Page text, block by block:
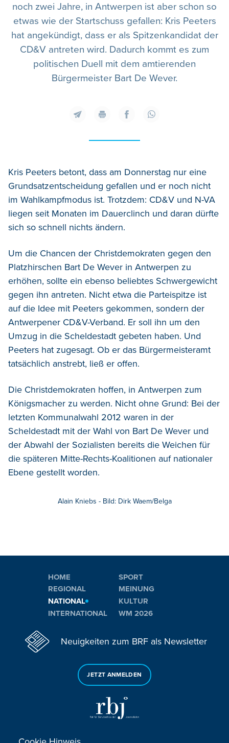
noch zwei Jahre, in Antwerpen ist aber schon so
etwas wie der Startschuss gefallen: Kris Peeters
hat angekündigt, dass er als Spitzenkandidat der
CD&V antreten wird. Dadurch kommt es zum
politischen Duell mit dem amtierenden
Bürgermeister Bart De Wever.
Kris Peeters betont, dass am Donnerstag nur eine
Grundsatzentscheidung gefallen und er noch nicht
im Wahlkampfmodus ist. Trotzdem: CD&V und N-VA
liegen seit Monaten im Dauerclinch und daran dürfte
sich so schnell nichts ändern.
Um die Chancen der Christdemokraten gegen den
Platzhirschen Bart De Wever in Antwerpen zu
erhöhen, sollte ein ebenso beliebtes Schwergewicht
gegen ihn antreten. Nicht etwa die Parteispitze ist
auf die Idee mit Peeters gekommen, sondern der
Antwerpener CD&V-Verband. Er soll ihn um den
Umzug in die Scheldestadt gebeten haben. Und
Peeters hat zugesagt. Ob er das Bürgermeisteramt
tatsächlich anstrebt, ließ er offen.
Die Christdemokraten hoffen, in Antwerpen zum
Königsmacher zu werden. Nicht ohne Grund: Bei der
letzten Kommunalwahl 2012 waren in der
Scheldestadt mit der Wahl von Bart De Wever und
der Abwahl der Sozialisten bereits die Weichen für
die späteren Mitte-Rechts-Koalitionen auf nationaler
Ebene gestellt worden.
Alain Kniebs - Bild: Dirk Waem/Belga
HOME
REGIONAL
NATIONAL
INTERNATIONAL
SPORT
MEINUNG
KULTUR
WM 2026
Neuigkeiten zum BRF als Newsletter
JETZT ANMELDEN